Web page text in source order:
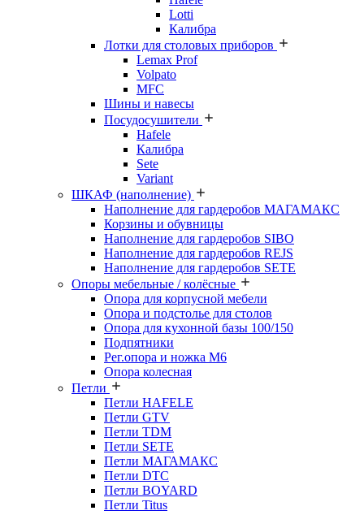
Lotti
Калибра
Лотки для столовых приборов
Lemax Prof
Volpato
MFC
Шины и навесы
Посудосушители
Hafele
Калибра
Sete
Variant
ШКАФ (наполнение)
Наполнение для гардеробов МАГАМАКС
Корзины и обувницы
Наполнение для гардеробов SIBO
Наполнение для гардеробов REJS
Наполнение для гардеробов SETE
Опоры мебельные / колёсные
Опора для корпусной мебели
Опора и подстолье для столов
Опора для кухонной базы 100/150
Подпятники
Рег.опора и ножка М6
Опора колесная
Петли
Петли HAFELE
Петли GTV
Петли TDM
Петли SETE
Петли МАГАМАКС
Петли DTC
Петли BOYARD
Петли Titus